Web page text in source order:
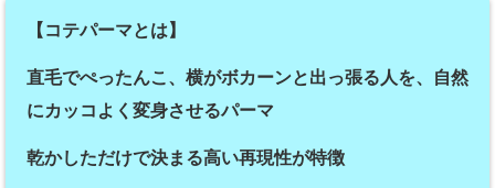
【コテパーマとは】
直毛でぺったんこ、横がボカーンと出っ張る人を、自然
にカッコよく変身させるパーマ
乾かしただけで決まる高い再現性が特徴